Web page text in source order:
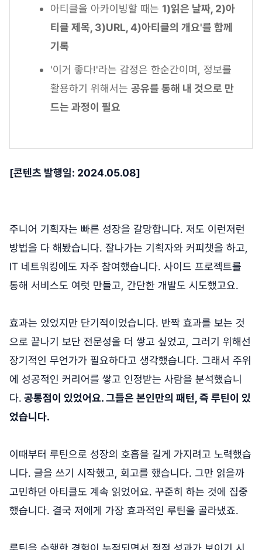
아티클을 아카이빙할 때는 1)읽은 날짜, 2)아
티클 제목, 3)URL, 4)아티클의 개요'를 함께
기록
'이거 좋다!'라는 감정은 한순간이며, 정보를
활용하기 위해서는 공유를 통해 내 것으로 만
드는 과정이 필요
[콘텐츠 발행일: 2024.05.08]
주니어 기획자는 빠른 성장을 갈망합니다. 저도 이런저런
방법을 다 해봤습니다. 잘나가는 기획자와 커피챗을 하고,
IT 네트워킹에도 자주 참여했습니다. 사이드 프로젝트를
통해 서비스도 여럿 만들고, 간단한 개발도 시도했고요.
효과는 있었지만 단기적이었습니다. 반짝 효과를 보는 것
으로 끝나기 보단 전문성을 더 쌓고 싶었고, 그러기 위해선
장기적인 무언가가 필요하다고 생각했습니다. 그래서 주위
에 성공적인 커리어를 쌓고 인정받는 사람을 분석했습니
다. 공통점이 있었어요. 그들은 본인만의 패턴, 즉 루틴이 있
었습니다.
이때부터 루틴으로 성장의 호흡을 길게 가지려고 노력했습
니다. 글을 쓰기 시작했고, 회고를 했습니다. 그만 읽을까
고민하던 아티클도 계속 읽었어요. 꾸준히 하는 것에 집중
했습니다. 결국 저에게 가장 효과적인 루틴을 골라냈죠.